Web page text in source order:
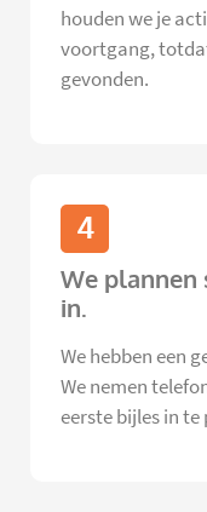
houden we je
voortgang,
gevonden.
4
We plannen
in.
We hebben een
We nemen
eerste bijles in te